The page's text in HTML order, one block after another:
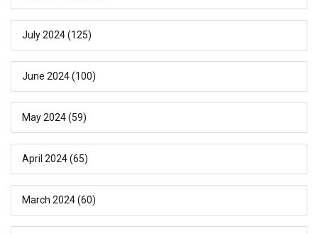
July 2024(125)
June 2024(100)
May 2024(59)
April 2024(65)
March 2024(60)